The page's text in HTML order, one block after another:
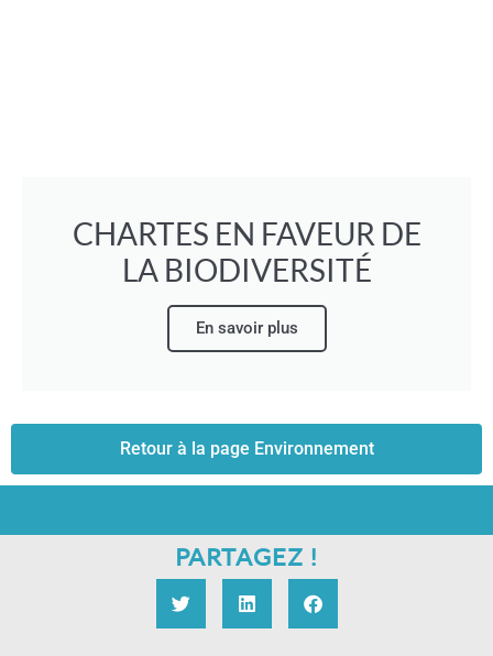
CHARTES EN FAVEUR DE
LA BIODIVERSITÉ
En savoir plus
Retour à la page Environnement
PARTAGEZ !